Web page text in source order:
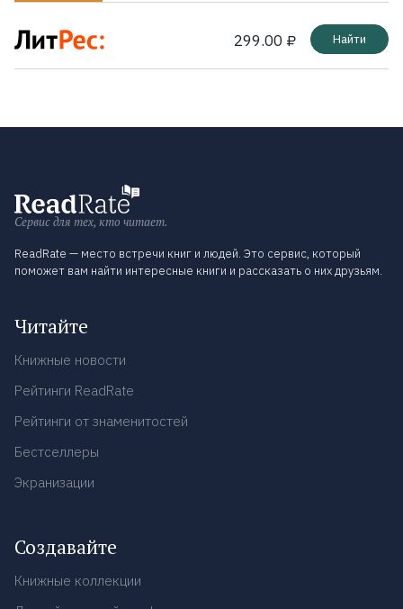
299.00 ₽ Найти
Сервис для тех, кто читает.
ReadRate — место встречи книг и людей. Это сервис, который
поможет вам найти интересные книги и рассказать о них друзьям.
Читайте
Книжные новости
Рейтинги ReadRate
Рейтинги от знаменитостей
Бестселлеры
Экранизации
Создавайте
Книжные коллекции